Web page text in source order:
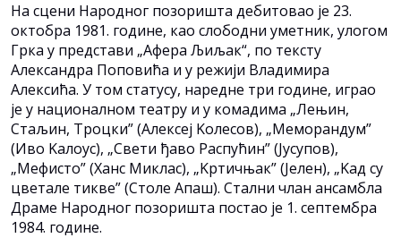
На сцени Народног позоришта дебитовао је 23.
октобра 1981. године, као слободни уметник, улогом
Грка у представи „Афера Љиљак“, по тексту
Александра Поповића и у режији Владимира
Алексића. У том статусу, наредне три године, играо
је у националном театру и у комадима „Лењин,
Стаљин, Троцки” (Алексеј Kолесов), „Меморандум”
(Иво Kалоус), „Свети ђаво Распућин” (Јусупов),
„Мефисто” (Ханс Миклас), „Kртичњак” (Јелен), „Kад су
цветале тикве” (Столе Апаш). Стални члан ансамбла
Драме Народног позоришта постао је 1. септембра
1984. године.